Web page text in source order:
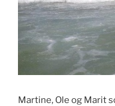
Martine, Ole og Marit